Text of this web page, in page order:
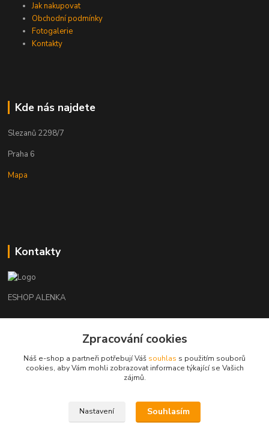
Jak nakupovat
Obchodní podmínky
Fotogalerie
Kontakty
Kde nás najdete
Slezanů 2298/7
Praha 6
Mapa
Kontakty
ESHOP ALENKA
+420602541312
orechovka@inmes.cz
Zpracování cookies
Náš e-shop a partneři potřebují Váš souhlas s použitím souborů
cookies, aby Vám mohli zobrazovat informace týkající se Vašich
zájmů.
Nastavení Souhlasím